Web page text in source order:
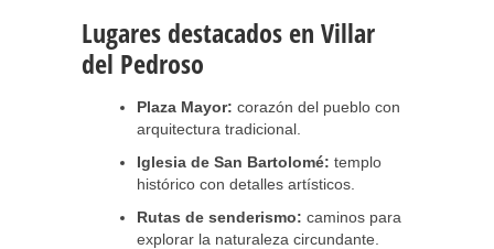
Lugares destacados en Villar
del Pedroso
Plaza Mayor: corazón del pueblo con
arquitectura tradicional.
Iglesia de San Bartolomé: templo
histórico con detalles artísticos.
Rutas de senderismo: caminos para
explorar la naturaleza circundante.